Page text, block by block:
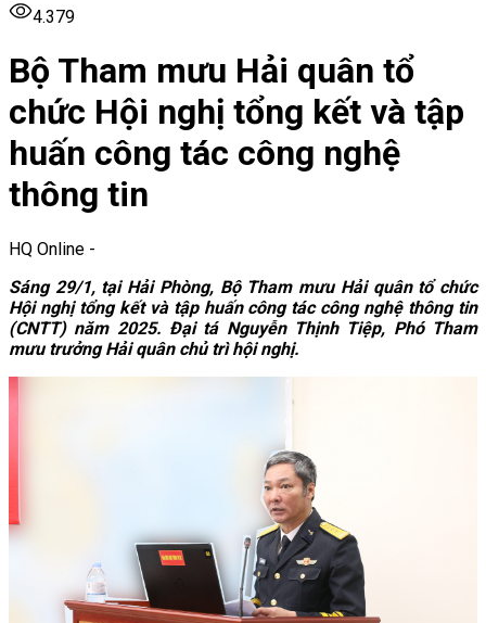
4.379
Bộ Tham mưu Hải quân tổ
chức Hội nghị tổng kết và tập
huấn công tác công nghệ
thông tin
HQ Online -
Sáng 29/1, tại Hải Phòng, Bộ Tham mưu Hải quân tổ chức
Hội nghị tổng kết và tập huấn công tác công nghệ thông tin
(CNTT) năm 2025. Đại tá Nguyễn Thịnh Tiệp, Phó Tham
mưu trưởng Hải quân chủ trì hội nghị.